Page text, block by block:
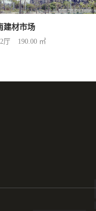
建材市场
厅 190.00 ㎡